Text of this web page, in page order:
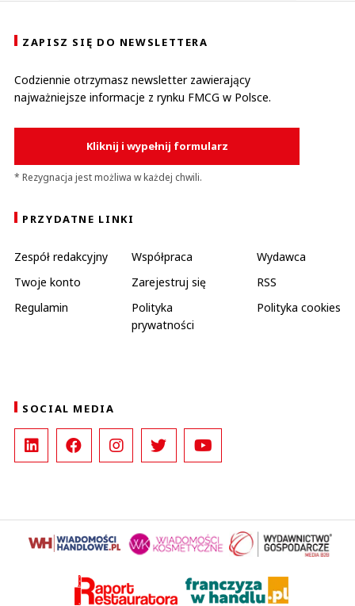
ZAPISZ SIĘ DO NEWSLETTERA
Codziennie otrzymasz newsletter zawierający
najważniejsze informacje z rynku FMCG w Polsce.
Kliknij i wypełnij formularz
* Rezygnacja jest możliwa w każdej chwili.
PRZYDATNE LINKI
Zespół redakcyjny Współpraca
Wydawca
Twoje konto
Zarejestruj się
RSS
Regulamin
Polityka
prywatności
Polityka cookies
SOCIAL MEDIA